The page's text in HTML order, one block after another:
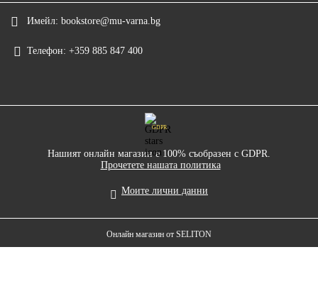
Имейл: bookstore@mu-varna.bg
Телефон: +359 885 847 400
GDPR
Нашият онлайн магазин е 100% съобразен с GDPR.
Прочетете нашата политика
Моите лични данни
Онлайн магазин от SELITON